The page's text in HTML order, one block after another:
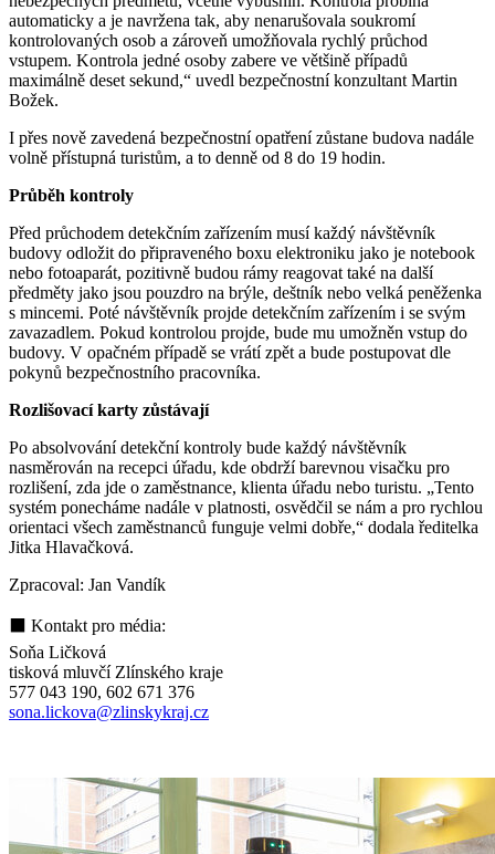
automaticky a je navržena tak, aby nenarušovala soukromí
kontrolovaných osob a zároveň umožňovala rychlý průchod
vstupem. Kontrola jedné osoby zabere ve většině případů
maximálně deset sekund,“ uvedl bezpečnostní konzultant Martin
Božek.
I přes nově zavedená bezpečnostní opatření zůstane budova nadále
volně přístupná turistům, a to denně od 8 do 19 hodin.
Průběh kontroly
Před průchodem detekčním zařízením musí každý návštěvník
budovy odložit do připraveného boxu elektroniku jako je notebook
nebo fotoaparát, pozitivně budou rámy reagovat také na další
předměty jako jsou pouzdro na brýle, deštník nebo velká peněženka
s mincemi. Poté návštěvník projde detekčním zařízením i se svým
zavazadlem. Pokud kontrolou projde, bude mu umožněn vstup do
budovy. V opačném případě se vrátí zpět a bude postupovat dle
pokynů bezpečnostního pracovníka.
Rozlišovací karty zůstávají
Po absolvování detekční kontroly bude každý návštěvník
nasměrován na recepci úřadu, kde obdrží barevnou visačku pro
rozlišení, zda jde o zaměstnance, klienta úřadu nebo turistu. „Tento
systém ponecháme nadále v platnosti, osvědčil se nám a pro rychlou
orientaci všech zaměstnanců funguje velmi dobře,“ dodala ředitelka
Jitka Hlavačková.
Zpracoval: Jan Vandík
⬛ Kontakt pro média:
Soňa Ličková
tisková mluvčí Zlínského kraje
577 043 190, 602 671 376
sona.lickova@zlinskykraj.cz